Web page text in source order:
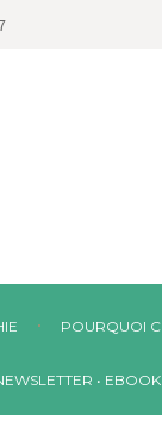
POURQUOI
• EBOOK